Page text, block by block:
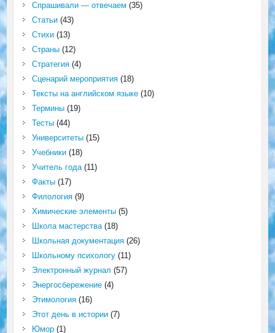
Спрашивали — отвечаем (35)
Статьи(43)
Стихи(13)
Страны(12)
Стратегия(4)
Сценарий мероприятия(18)
Тексты на английском языке(10)
Термины(19)
Тесты(44)
Университеты(15)
Учебники(18)
Учитель года(11)
Факты(17)
Филология(9)
Химические элементы(5)
Школа мастерства(18)
Школьная документация(26)
Школьному психологу(11)
Электронный журнал (57)
Энергосбережение(4)
Этимология(16)
Этот день в истории(7)
Юмор(1)